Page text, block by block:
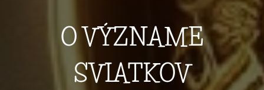
O VÝZNAME
SVIATKOV